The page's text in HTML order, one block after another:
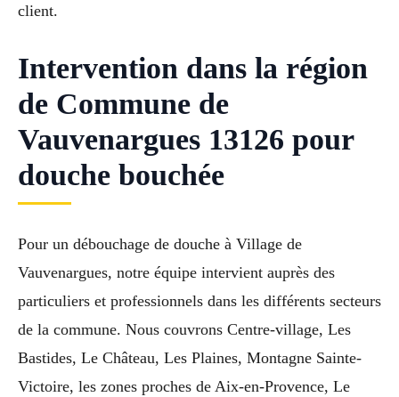
client.
Intervention dans la région
de Commune de
Vauvenargues 13126 pour
douche bouchée
Pour un débouchage de douche à Village de
Vauvenargues, notre équipe intervient auprès des
particuliers et professionnels dans les différents secteurs
de la commune. Nous couvrons Centre-village, Les
Bastides, Le Château, Les Plaines, Montagne Sainte-
Victoire, les zones proches de Aix-en-Provence, Le